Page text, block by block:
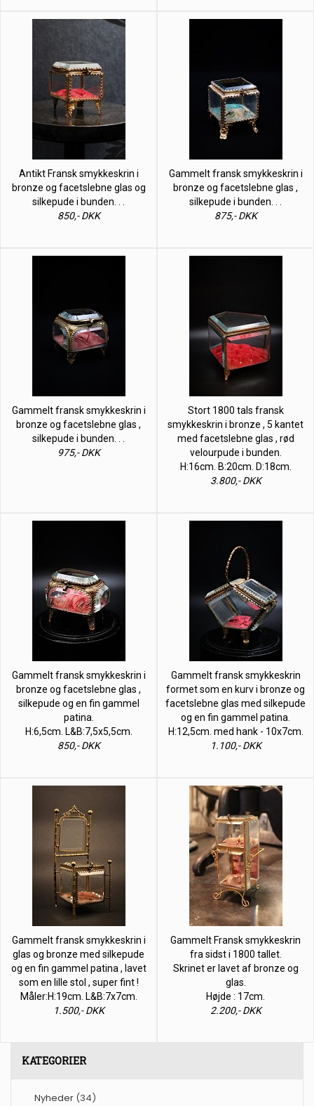
Antikt Fransk smykkeskrin i
bronze og facetslebne glas og
silkepude i bunden. . .
850,- DKK
Gammelt fransk smykkeskrin i
bronze og facetslebne glas ,
silkepude i bunden. . .
875,- DKK
Gammelt fransk smykkeskrin i
bronze og facetslebne glas ,
silkepude i bunden. . .
975,- DKK
Stort 1800 tals fransk
smykkeskrin i bronze , 5 kantet
med facetslebne glas , rød
velourpude i bunden.
H:16cm. B:20cm. D:18cm.
3.800,- DKK
Gammelt fransk smykkeskrin i
bronze og facetslebne glas ,
silkepude og en fin gammel
patina.
H:6,5cm. L&B:7,5x5,5cm.
850,- DKK
Gammelt fransk smykkeskrin
formet som en kurv i bronze og
facetslebne glas med silkepude
og en fin gammel patina.
H:12,5cm. med hank - 10x7cm.
1.100,- DKK
Gammelt fransk smykkeskrin i
glas og bronze med silkepude
og en fin gammel patina , lavet
som en lille stol , super fint !
Måler:H:19cm. L&B:7x7cm.
1.500,- DKK
Gammelt Fransk smykkeskrin
fra sidst i 1800 tallet.
Skrinet er lavet af bronze og
glas.
Højde : 17cm.
2.200,- DKK
KATEGORIER
Nyheder (34)